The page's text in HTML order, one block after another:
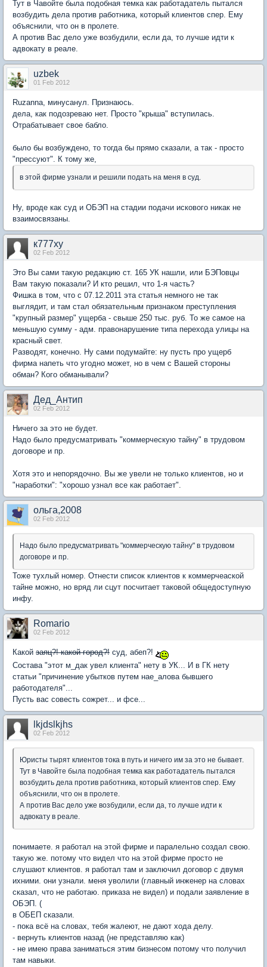
Тут в Чавойте была подобная темка как работадатель пытался
возбудить дела против работника, который клиентов спер. Ему
объяснили, что он в пролете.
А против Вас дело уже возбудили, если да, то лучше идти к
адвокату в реале.
uzbek
01 Feb 2012
Ruzanna , минусанул. Признаюсь.
дела, как подозреваю нет. Просто "крыша" вступилась.
Отрабатывает свое бабло.
было бы возбуждено, то тогда бы прямо сказали, а так - просто
"прессуют". К тому же,
в этой фирме узнали и решили подать на меня в суд.
Ну, вроде как суд и ОБЭП на стадии подачи искового никак не
взаимосвязаны.
к777ху
02 Feb 2012
Это Вы сами такую редакцию ст. 165 УК нашли, или БЭПовцы
Вам такую показали? И кто решил, что 1-я часть?
Фишка в том, что с 07.12.2011 эта статья немного не так
выглядит, и там стал обязательным признаком преступления
"крупный размер" ущерба - свыше 250 тыс. руб. То же самое на
меньшую сумму - адм. правонарушение типа перехода улицы на
красный свет.
Разводят, конечно. Ну сами подумайте: ну пусть про ущерб
фирма напеть что угодно может, но в чем с Вашей стороны
обман? Кого обманывали?
Дед_Антип
02 Feb 2012
Ничего за это не будет.
Надо было предусматривать "коммерческую тайну" в трудовом
договоре и пр.
Хотя это и непорядочно. Вы же увели не только клиентов, но и
"наработки": "хорошо узнал все как работает".
ольга,2008
02 Feb 2012
Надо было предусматривать "коммерческую тайну" в трудовом
договоре и пр.
Тоже тухлый номер. Отнести список клиентов к коммерчеаской
тайне можно, но вряд ли сцут посчитает таковой общедоступную
инфу.
Romario
02 Feb 2012
Какой заяц?! какой город?! суд, абеп?!
Состава "этот м_дак увел клиента" нету в УК... И в ГК нету
статьи "причинение убытков путем нае_алова бывшего
работодателя"...
Пусть вас совесть сожрет... и фсе...
lkjdslkjhs
02 Feb 2012
Юристы тырят клиентов тока в путь и ничего им за это не бывает.
Тут в Чавойте была подобная темка как работадатель пытался
возбудить дела против работника, который клиентов спер. Ему
объяснили, что он в пролете.
А против Вас дело уже возбудили, если да, то лучше идти к
адвокату в реале.
понимаете. я работал на этой фирме и паралельно создал свою.
такую же. потому что видел что на этой фирме просто не
слушают клиентов. я работал там и заключил договор с двумя
ихними. они узнали. меня уволили (главный инженер на словах
сказал, что не работаю. приказа не видел) и подали заявление в
ОБЭП. (
в ОБЕП сказали.
- пока всё на словах, тебя жалеют, не дают хода делу.
- вернуть клиентов назад (не представляю как)
- не имею права заниматься этим бизнесом потому что получил
там навыки.